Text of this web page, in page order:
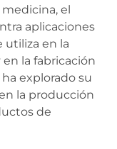
el
aplicaciones
utiliza en la
la fabricación
explorado su
la producción
de